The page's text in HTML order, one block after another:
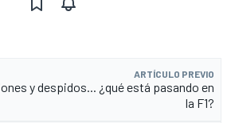
ARTÍCULO PREVIO
y despidos... ¿qué está pasando en
la F1?